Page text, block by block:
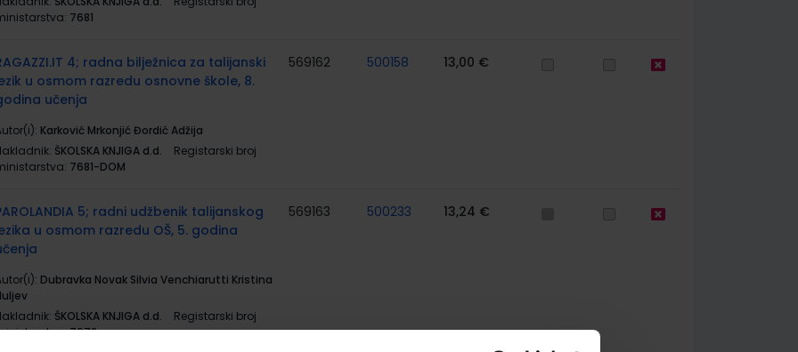
7681
4; radna bilježnica za talijanski
u osmom razredu osnovne škole, 8.
učenja
Karković Mrkonjić Đordić Adžija
ŠKOLSKA KNJIGA d.d.
Registarski broj
7681-DOM
569162 500158 13,00 €
5; radni udžbenik talijanskog
u osmom razredu OŠ, 5. godina
Dubravka Novak Silvia Venchiarutti Kristina
ŠKOLSKA KNJIGA d.d.
Registarski broj
7672
569163 500233 13,24 €